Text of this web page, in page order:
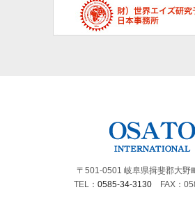
〒501-0501 岐阜県揖斐郡大野
TEL： 0585-34-3130 FAX：